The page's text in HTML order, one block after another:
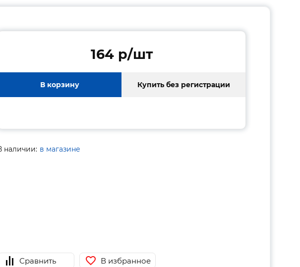
164 p/шт
В корзину Купить без регистрации
наличии: в магазине
Сравнить В избранное